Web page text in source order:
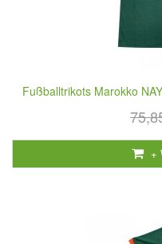
Fußballtrikots Marokko
+